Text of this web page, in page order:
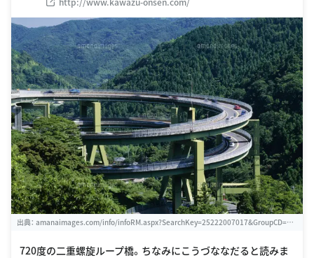
出典： amanaimages.com/info/infoRM.aspx?SearchKey=25222007017&GroupCD=0&
720度の二重螺旋ループ橋。ちなみにこうづななだると読みま